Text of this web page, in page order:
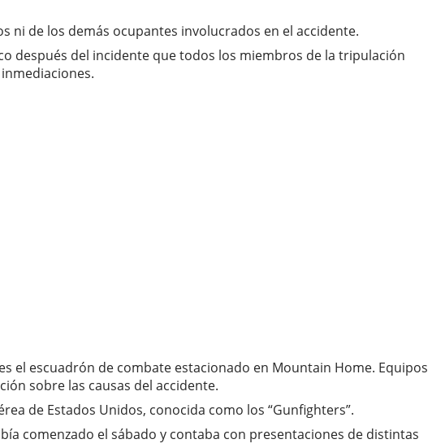
de los demás ocupantes involucrados en el accidente.
después del incidente que todos los miembros de la tripulación
el escuadrón de combate estacionado en Mountain Home. Equipos
sobre las causas del accidente.
de Estados Unidos, conocida como los “Gunfighters”.
comenzado el sábado y contaba con presentaciones de distintas